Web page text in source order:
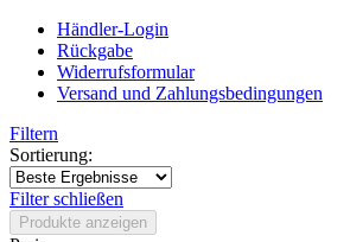
Händler-Login
Rückgabe
Widerrufsformular
Versand und Zahlungsbedingungen
Filtern
Sortierung:
Filter schließen
Produkte anzeigen